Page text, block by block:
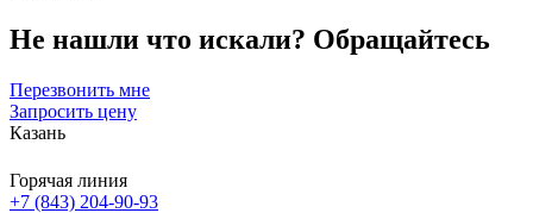
Не нашли что искали? Обращайтесь
Перезвонить мне
Запросить цену
Казань
Горячая линия
+7 (843) 204-90-93